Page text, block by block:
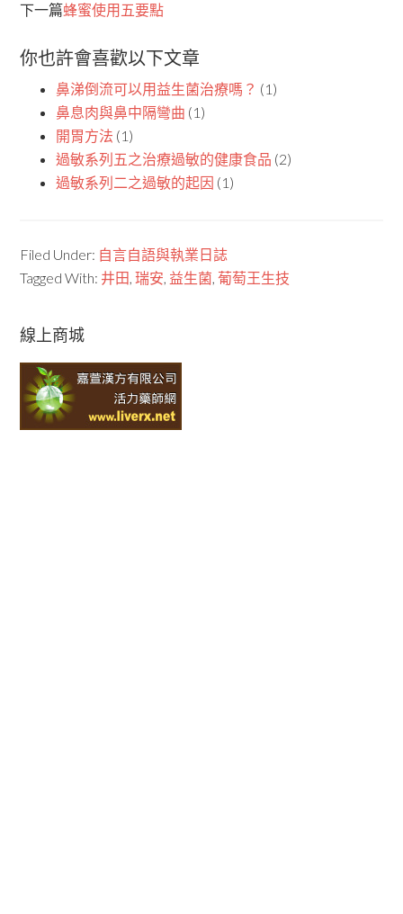
下一篇蜂蜜使用五要點
你也許會喜歡以下文章
鼻涕倒流可以用益生菌治療嗎？ (1)
鼻息肉與鼻中隔彎曲 (1)
開胃方法 (1)
過敏系列五之治療過敏的健康食品 (2)
過敏系列二之過敏的起因 (1)
Filed Under: 自言自語與執業日誌
Tagged With: 井田,瑞安, 益生菌,葡萄王生技
線上商城